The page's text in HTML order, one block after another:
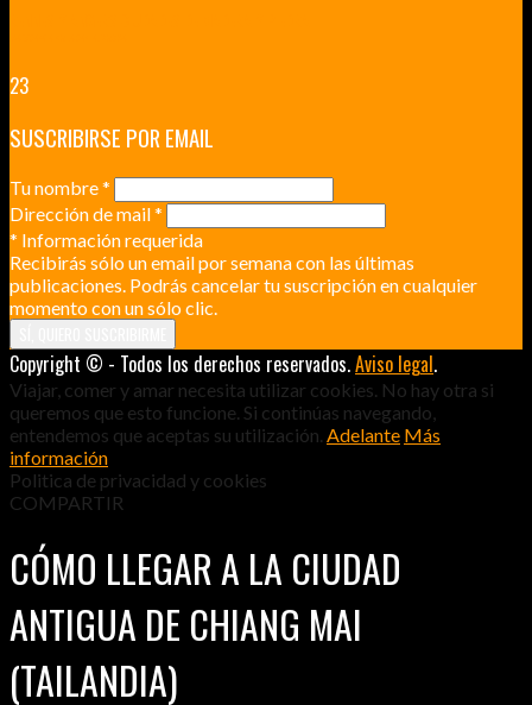
23
SUSCRIBIRSE POR EMAIL
Tu nombre*
Dirección de mail*
* Información requerida
Recibirás sólo un email por semana con las últimas
publicaciones. Podrás cancelar tu suscripción en cualquier
momento con un sólo clic.
Copyright © - Todos los derechos reservados.Aviso legal.
Viajar, comer y amar necesita utilizar cookies. No hay otra si
queremos que esto funcione. Si continúas navegando,
entendemos que aceptas su utilización. Adelante Más
información
Politica de privacidad y cookies
COMPARTIR
CÓMO LLEGAR A LA CIUDAD
ANTIGUA DE CHIANG MAI
(TAILANDIA)